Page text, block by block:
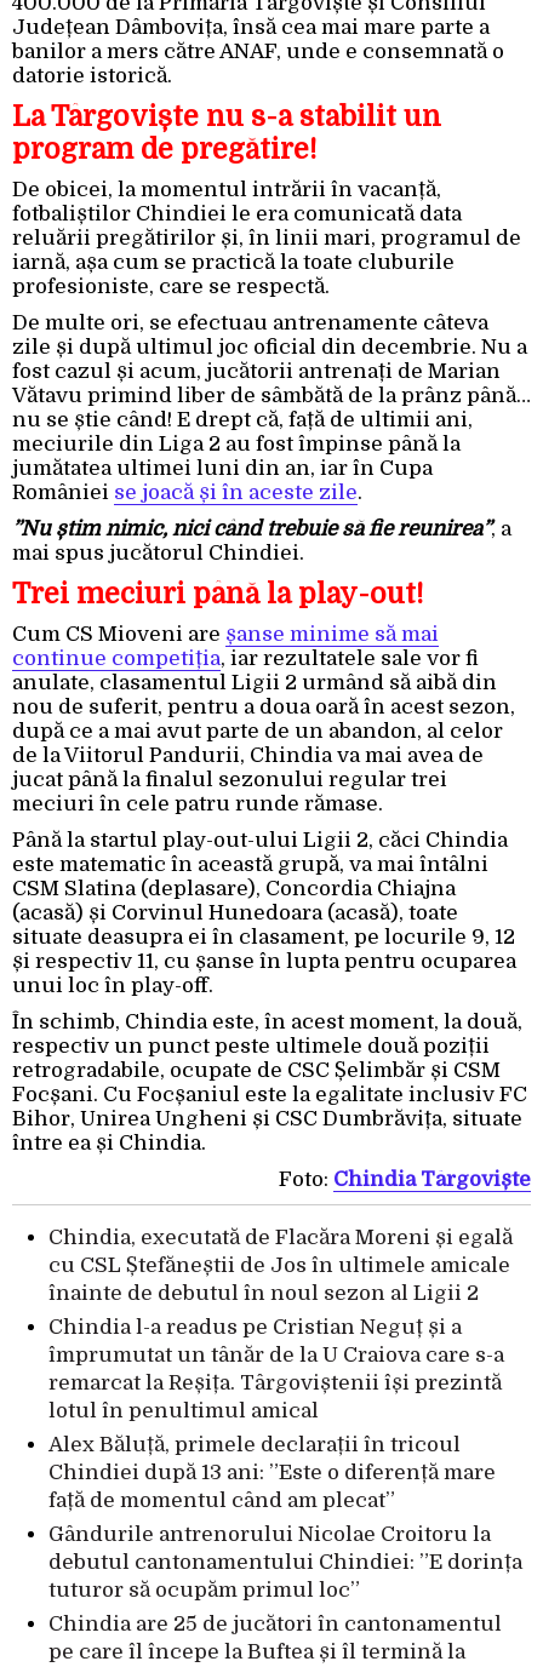
Județean Dâmbovița, însă cea mai mare parte a
banilor a mers către ANAF, unde e consemnată o
datorie istorică.
La Târgoviște nu s-a stabilit un
program de pregătire!
De obicei, la momentul intrării în vacanță,
fotbaliștilor Chindiei le era comunicată data
reluării pregătirilor și, în linii mari, programul de
iarnă, așa cum se practică la toate cluburile
profesioniste, care se respectă.
De multe ori, se efectuau antrenamente câteva
zile și după ultimul joc oficial din decembrie. Nu a
fost cazul și acum, jucătorii antrenați de Marian
Vătavu primind liber de sâmbătă de la prânz până…
nu se știe când! E drept că, față de ultimii ani,
meciurile din Liga 2 au fost împinse până la
jumătatea ultimei luni din an, iar în Cupa
României se joacă și în aceste zile.
”Nu știm nimic, nici când trebuie să fie reunirea”, a
mai spus jucătorul Chindiei.
Trei meciuri până la play-out!
Cum CS Mioveni are șanse minime să mai
continue competiția, iar rezultatele sale vor fi
anulate, clasamentul Ligii 2 urmând să aibă din
nou de suferit, pentru a doua oară în acest sezon,
după ce a mai avut parte de un abandon, al celor
de la Viitorul Pandurii, Chindia va mai avea de
jucat până la finalul sezonului regular trei
meciuri în cele patru runde rămase.
Până la startul play-out-ului Ligii 2, căci Chindia
este matematic în această grupă, va mai întâlni
CSM Slatina (deplasare), Concordia Chiajna
(acasă) și Corvinul Hunedoara (acasă), toate
situate deasupra ei în clasament, pe locurile 9, 12
și respectiv 11, cu șanse în lupta pentru ocuparea
unui loc în play-off.
În schimb, Chindia este, în acest moment, la două,
respectiv un punct peste ultimele două poziții
retrogradabile, ocupate de CSC Șelimbăr și CSM
Focșani. Cu Focșaniul este la egalitate inclusiv FC
Bihor, Unirea Ungheni și CSC Dumbrăvița, situate
între ea și Chindia.
Foto: Chindia Târgoviște
Chindia, executată de Flacăra Moreni și egală
cu CSL Ștefăneștii de Jos în ultimele amicale
înainte de debutul în noul sezon al Ligii 2
Chindia l-a readus pe Cristian Neguț și a
împrumutat un tânăr de la U Craiova care s-a
remarcat la Reșița. Târgoviștenii își prezintă
lotul în penultimul amical
Alex Băluță, primele declarații în tricoul
Chindiei după 13 ani: ”Este o diferență mare
față de momentul când am plecat”
Gândurile antrenorului Nicolae Croitoru la
debutul cantonamentului Chindiei: ”E dorința
tuturor să ocupăm primul loc”
Chindia are 25 de jucători în cantonamentul
pe care îl începe la Buftea și îl termină la